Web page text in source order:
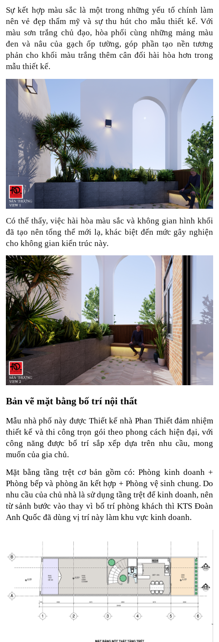
Sự kết hợp màu sắc là một trong những yếu tố chính làm
nên vẻ đẹp thẩm mỹ và sự thu hút cho mẫu thiết kế. Với
màu sơn trắng chủ đạo, hòa phối cùng những mảng màu
đen và nâu của gạch ốp tường, góp phần tạo nền tương
phản cho khối màu trắng thêm cân đối hài hòa hơn trong
mẫu thiết kế.
Có thể thấy, việc hài hòa màu sắc và không gian hình khối
đã tạo nên tổng thể mới lạ, khác biệt đến mức gây nghiện
cho không gian kiến trúc này.
Bản vẽ mặt bằng bố trí nội thất
Mẫu nhà phố này được Thiết kế nhà Phan Thiết đảm nhiệm
thiết kế và thi công trọn gói theo phong cách hiện đại, với
công năng được bố trí sắp xếp dựa trên nhu cầu, mong
muốn của gia chủ.
Mặt bằng tầng trệt cơ bản gồm có: Phòng kinh doanh +
Phòng bếp và phòng ăn kết hợp + Phòng vệ sinh chung. Do
nhu cầu của chủ nhà là sử dụng tầng trệt để kinh doanh, nên
từ sảnh bước vào thay vì bố trí phòng khách thì KTS Đoàn
Anh Quốc đã dùng vị trí này làm khu vực kinh doanh.